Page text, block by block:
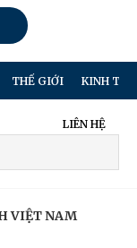
THẾ GIỚI KINH TẾ
LIÊN HỆ
VIỆT NAM